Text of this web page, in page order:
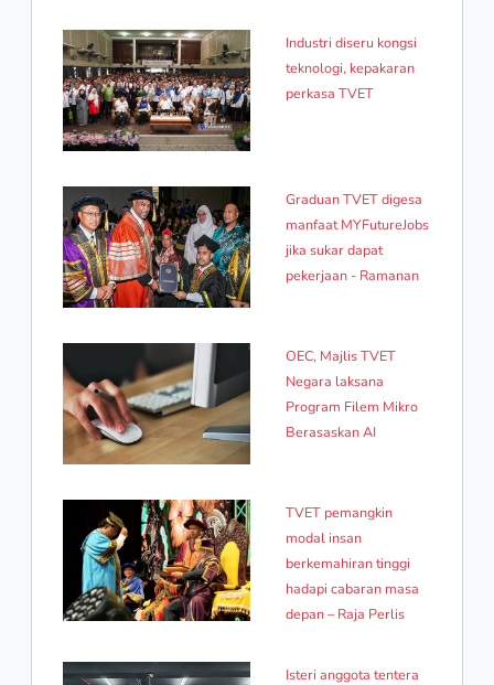
Industri diseru kongsi
teknologi, kepakaran
perkasa TVET
Graduan TVET digesa
manfaat MYFutureJobs
jika sukar dapat
pekerjaan - Ramanan
OEC, Majlis TVET
Negara laksana
Program Filem Mikro
Berasaskan AI
TVET pemangkin
modal insan
berkemahiran tinggi
hadapi cabaran masa
depan – Raja Perlis
Isteri anggota tentera